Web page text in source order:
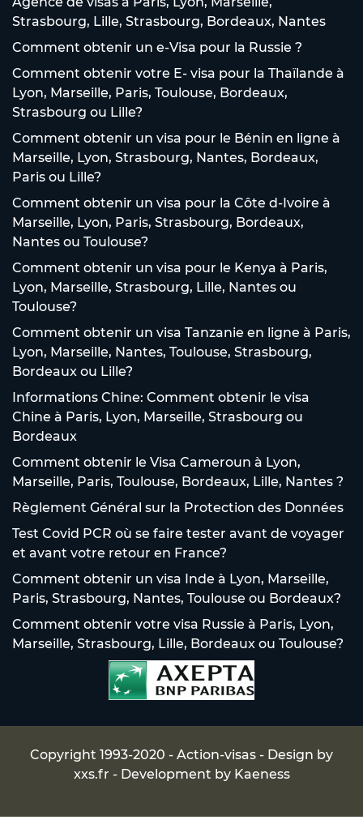
Strasbourg, Lille, Strasbourg, Bordeaux, Nantes
Comment obtenir un e-Visa pour la Russie ?
Comment obtenir votre E- visa pour la Thaïlande à
Lyon, Marseille, Paris, Toulouse, Bordeaux,
Strasbourg ou Lille?
Comment obtenir un visa pour le Bénin en ligne à
Marseille, Lyon, Strasbourg, Nantes, Bordeaux,
Paris ou Lille?
Comment obtenir un visa pour la Côte d-Ivoire à
Marseille, Lyon, Paris, Strasbourg, Bordeaux,
Nantes ou Toulouse?
Comment obtenir un visa pour le Kenya à Paris,
Lyon, Marseille, Strasbourg, Lille, Nantes ou
Toulouse?
Comment obtenir un visa Tanzanie en ligne à Paris,
Lyon, Marseille, Nantes, Toulouse, Strasbourg,
Bordeaux ou Lille?
Informations Chine: Comment obtenir le visa
Chine à Paris, Lyon, Marseille, Strasbourg ou
Bordeaux
Comment obtenir le Visa Cameroun à Lyon,
Marseille, Paris, Toulouse, Bordeaux, Lille, Nantes ?
Règlement Général sur la Protection des Données
Test Covid PCR où se faire tester avant de voyager
et avant votre retour en France?
Comment obtenir un visa Inde à Lyon, Marseille,
Paris, Strasbourg, Nantes, Toulouse ou Bordeaux?
Comment obtenir votre visa Russie à Paris, Lyon,
Marseille, Strasbourg, Lille, Bordeaux ou Toulouse?
Copyright 1993-2020 - Action-visas - Design by
xxs.fr - Development by Kaeness